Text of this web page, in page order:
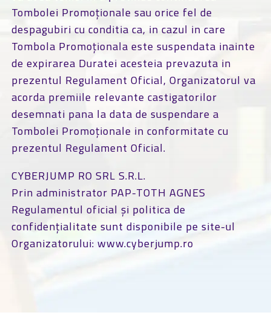
Tombolei Promoționale sau orice fel de
despagubiri cu conditia ca, in cazul in care
Tombola Promoționala este suspendata inainte
de expirarea Duratei acesteia prevazuta in
prezentul Regulament Oficial, Organizatorul va
acorda premiile relevante castigatorilor
desemnati pana la data de suspendare a
Tombolei Promoționale in conformitate cu
prezentul Regulament Oficial.
CYBERJUMP RO SRL S.R.L.
Prin administrator PAP-TOTH AGNES
Regulamentul oficial și politica de
confidențialitate sunt disponibile pe site-ul
Organizatorului: www.cyberjump.ro